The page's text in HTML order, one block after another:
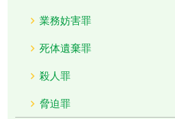
業務妨害罪
死体遺棄罪
殺人罪
脅迫罪